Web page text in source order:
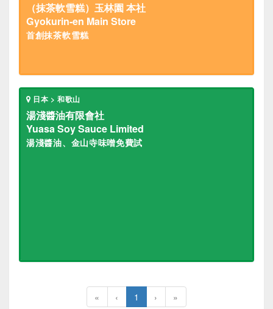
（抹茶軟雪糕）玉林園 本社
Gyokurin-en Main Store
首創抹茶軟雪糕
日本 > 和歌山
湯淺醬油有限會社
Yuasa Soy Sauce Limited
湯淺醬油、金山寺味噌免費試
« ‹ 1 › »